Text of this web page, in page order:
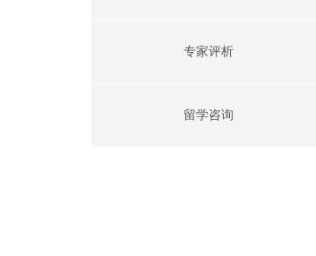
专家评析
留学咨询